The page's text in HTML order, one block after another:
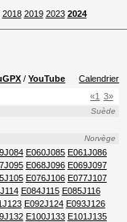
2018 2019 2023 2024
/YouTube
Calendrier
3»
«1
Suède
Norvège
E060J085 E061J086
E068J096 E069J097
E076J106 E077J107
E084J115 E085J116
E092J124 E093J126
E100J133 E101J135